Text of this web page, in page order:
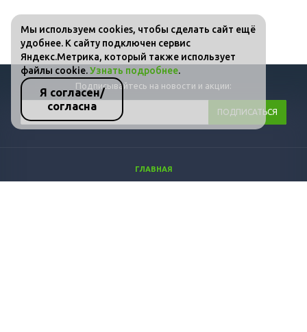
Подписывайтесь на новости и акции:
ГЛАВНАЯ
Мы используем cookies, чтобы сделать сайт ещё
удобнее. К сайту подключен сервис
Яндекс.Метрика, который также использует
файлы cookie.Узнать подробнее.
Я согласен/
согласна